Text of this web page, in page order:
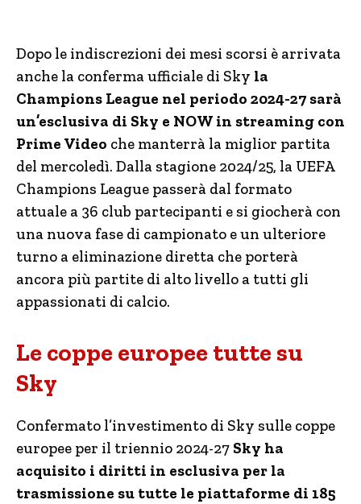
Dopo le indiscrezioni dei mesi scorsi è arrivata
anche la conferma ufficiale di Sky la
Champions League nel periodo 2024-27 sarà
un’esclusiva di Sky e NOW in streaming con
Prime Video che manterrà la miglior partita
del mercoledì. Dalla stagione 2024/25, la UEFA
Champions League passerà dal formato
attuale a 36 club partecipanti e si giocherà con
una nuova fase di campionato e un ulteriore
turno a eliminazione diretta che porterà
ancora più partite di alto livello a tutti gli
appassionati di calcio.
Le coppe europee tutte su
Sky
Confermato l’investimento di Sky sulle coppe
europee per il triennio 2024-27 Sky ha
acquisito i diritti in esclusiva per la
trasmissione su tutte le piattaforme di 185